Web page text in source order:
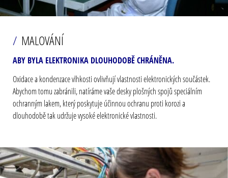
MALOVÁNÍ
ABY BYLA ELEKTRONIKA DLOUHODOBĚ CHRÁNĚNA.
Oxidace a kondenzace vlhkosti ovlivňují vlastnosti elektronických součástek.
Abychom tomu zabránili, natíráme vaše desky plošných spojů speciálním
ochranným lakem, který poskytuje účinnou ochranu proti korozi a
dlouhodobě tak udržuje vysoké elektronické vlastnosti.